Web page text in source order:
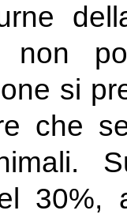
non
si
che
30%,